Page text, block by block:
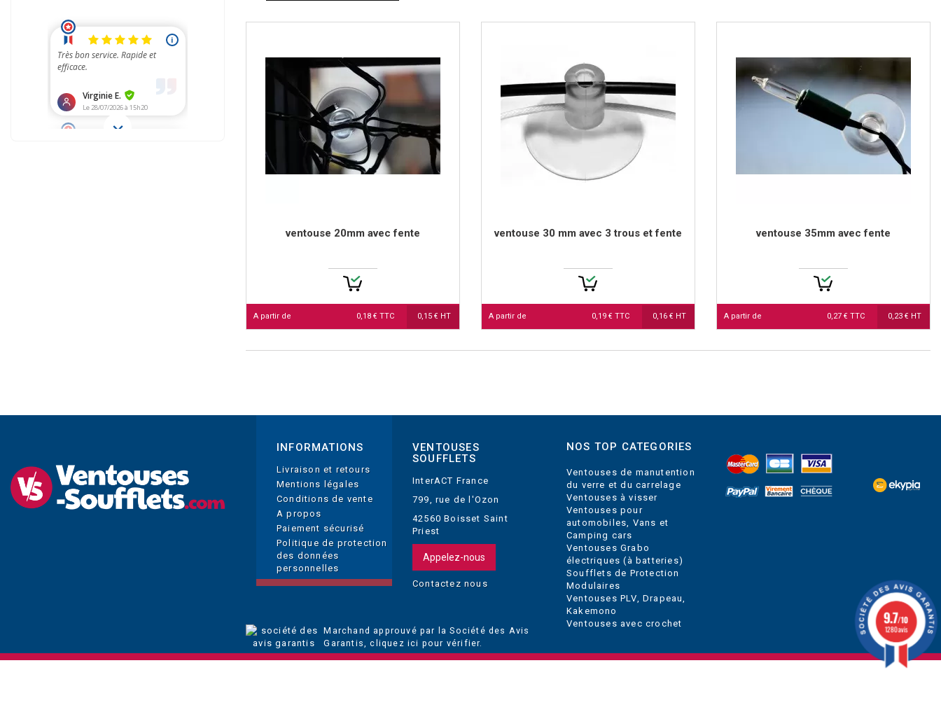
ventouse 20mm avec fente
A partir de 0,18 € TTC 0,15 € HT
ventouse 30 mm avec 3 trous et fente
A partir de 0,19 € TTC 0,16 € HT
ventouse 35mm avec fente
A partir de 0,27 € TTC 0,23 € HT
INFORMATIONS
Livraison et retours
Mentions légales
Conditions de vente
A propos
Paiement sécurisé
Politique de protection
des données
personnelles
VENTOUSES
SOUFFLETS
InterACT France
799, rue de l'Ozon
42560 Boisset Saint
Priest
Appelez-nous
Contactez nous
Marchand approuvé par la Société des Avis
Garantis,cliquez ici pour vérifier.
NOS TOP CATEGORIES
Ventouses de manutention
du verre et du carrelage
Ventouses à visser
Ventouses pour
automobiles, Vans et
Camping cars
Ventouses Grabo
électriques (à batteries)
Soufflets de Protection
Modulaires
Ventouses PLV, Drapeau,
Kakemono
Ventouses avec crochet
9.7/10
1280 avis